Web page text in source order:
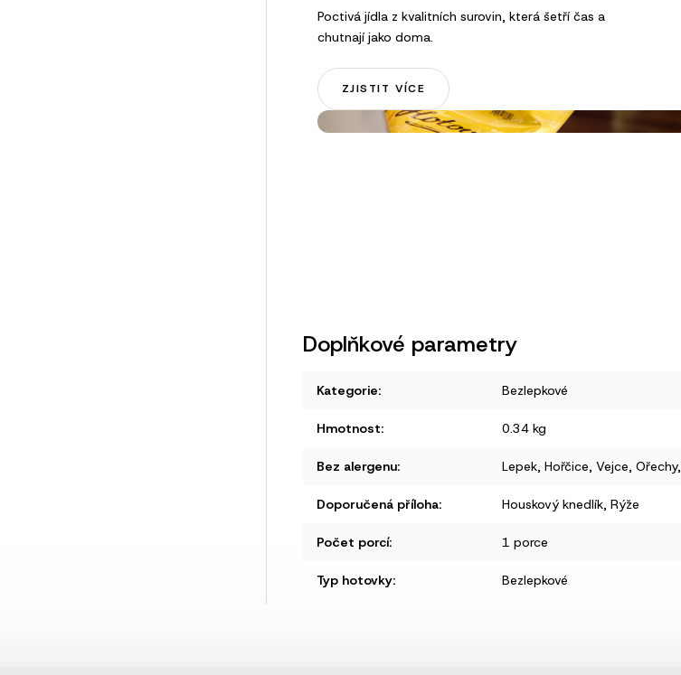
Poctivá jídla z kvalitních surovin, která šetří čas a
chutnají jako doma.
ZJISTIT VÍCE
Doplňkové parametry
Kategorie: Bezlepkové
Hmotnost: 0.34 kg
Bez alergenu: Lepek, Hořčice, Vejce, Ořechy,
Doporučená příloha: Houskový knedlík, Rýže
Počet porcí: 1 porce
Typ hotovky: Bezlepkové